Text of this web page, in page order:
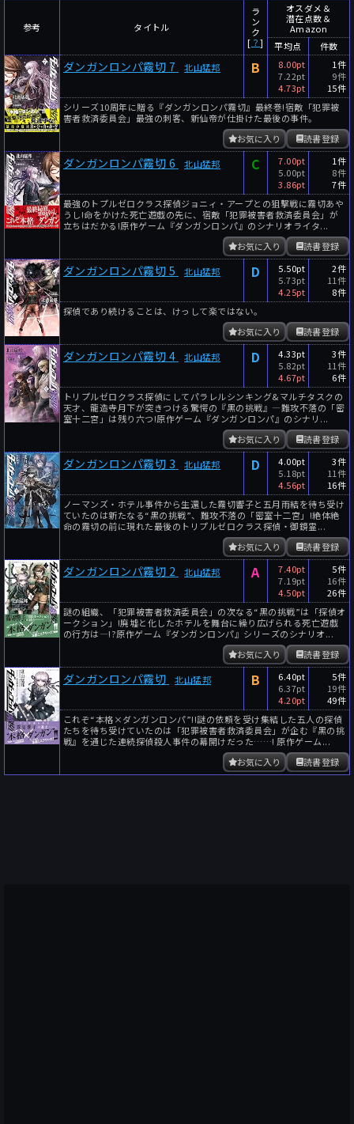
参考 タイトル
ラ
ン
ク
[ ？]
オスダメ＆
潜在点数＆
Amazon
平均点
件数
ダンガンロンパ霧切 7 北山猛邦 B
8.00pt
7.22pt
4.73pt
1件
9件
15件
シリーズ10周年に贈る『ダンガンロンパ霧切』最終巻!宿敵「犯罪被
害者救済委員会」最強の刺客、新仙帝が仕掛けた最後の事件。
読書登録
お気に入り
ダンガンロンパ霧切 6 北山猛邦 C
7.00pt
5.00pt
3.86pt
1件
8件
7件
最強のトプルゼロクラス探偵ジョニィ・アープとの狙撃戦に霧切あや
うし!命をかけた死亡遊戯の先に、宿敵「犯罪被害者救済委員会」が
立ちはだかる!原作ゲーム『ダンガンロンパ』のシナリオライタ...
読書登録
お気に入り
ダンガンロンパ霧切 5 北山猛邦 D
5.50pt
5.73pt
4.25pt
2件
11件
8件
探偵であり続けることは、けっして楽ではない。
読書登録
お気に入り
ダンガンロンパ霧切 4 北山猛邦 D
4.33pt
5.82pt
4.67pt
3件
11件
6件
トリプルゼロクラス探偵にしてパラレルシンキング&マルチタスクの
天才、龍造寺月下が突きつける驚愕の『黒の挑戦』―難攻不落の「密
室十二宮」は残り六つ!原作ゲーム『ダンガンロンパ』のシナリ...
読書登録
お気に入り
ダンガンロンパ霧切 3 北山猛邦 D
4.00pt
5.18pt
4.56pt
3件
11件
16件
ノーマンズ・ホテル事件から生還した霧切響子と五月雨結を待ち受け
ていたのは新たなる“黒の挑戦”、難攻不落の「密室十二宮」!絶体絶
命の霧切の前に現れた最後のトリプルゼロクラス探偵・御鏡霊...
読書登録
お気に入り
ダンガンロンパ霧切 2 北山猛邦 A
7.40pt
7.19pt
4.50pt
5件
16件
26件
謎の組織、「犯罪被害者救済委員会」の次なる“黒の挑戦”は「探偵オ
ークション」!廃墟と化したホテルを舞台に繰り広げられる死亡遊戯
の行方は―!?原作ゲーム『ダンガンロンパ』シリーズのシナリオ...
読書登録
お気に入り
ダンガンロンパ霧切 北山猛邦 B
6.40pt
6.37pt
4.20pt
5件
19件
49件
これぞ“本格×ダンガンロンパ”!!謎の依頼を受け集結した五人の探偵
たちを待ち受けていたのは「犯罪被害者救済委員会」が企む『黒の挑
戦』を通じた連続探偵殺人事件の幕開けだった……! 原作ゲーム...
読書登録
お気に入り